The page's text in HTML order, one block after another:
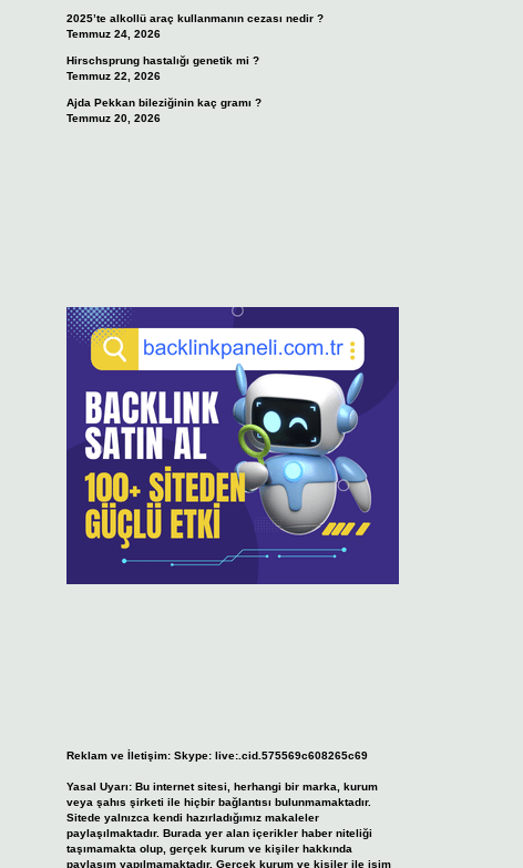
2025’te alkollü araç kullanmanın cezası nedir ?
Temmuz 24, 2026
Hirschsprung hastalığı genetik mi ?
Temmuz 22, 2026
Ajda Pekkan bileziğinin kaç gramı ?
Temmuz 20, 2026
Reklam ve İletişim: Skype: live:.cid.575569c608265c69
Yasal Uyarı: Bu internet sitesi, herhangi bir marka, kurum
veya şahıs şirketi ile hiçbir bağlantısı bulunmamaktadır.
Sitede yalnızca kendi hazırladığımız makaleler
paylaşılmaktadır. Burada yer alan içerikler haber niteliği
taşımamakta olup, gerçek kurum ve kişiler hakkında
paylaşım yapılmamaktadır. Gerçek kurum ve kişiler ile isim